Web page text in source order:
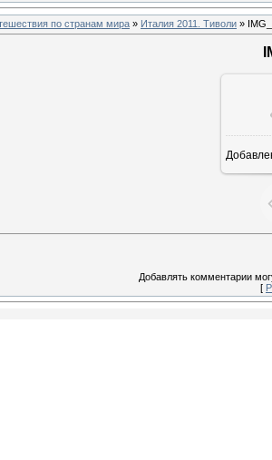
по странам мира » Италия 2011. Тиволи »
Добавлять комментарии
[